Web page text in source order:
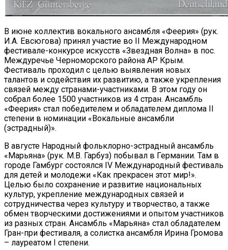
В июне коллектив вокального ансамбля «Феерия» (рук.
И.А. Евсюгова) принял участие во II Международном
фестивале-конкурсе искусств «Звездная Волна» в пос.
Междуречье Черноморского района АР Крым.
Фестиваль проходил с целью выявления новых
талантов и содействия их развитию, а также укрепления
связей между странами-участниками. В этом году он
собрал более 1500 участников из 4 стран. Ансамбль
«Феерия» стал победителем и обладателем диплома II
степени в номинации «Вокальные ансамбли
(эстрадный)».
В августе Народный фольклорно-эстрадный ансамбль
«Марьяна» (рук. М.В. Гарбуз) побывал в Германии. Там в
городе Гамбург состоялся IV Международный фестиваль
для детей и молодежи «Как прекрасен этот мир!».
Целью было сохранение и развитие национальных
культур, укрепление международных связей и
сотрудничества через культуру и творчество, а также
обмен творческими достижениями и опытом участников
из разных стран. Ансамбль «Марьяна» стал обладателем
Гран-при фестиваля, а солистка ансамбля Ирина Громова
– лауреатом I степени.